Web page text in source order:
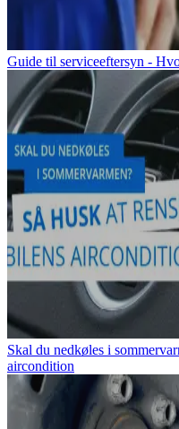
Guide til serviceeftersyn -
Skal du nedkøles i
aircondition